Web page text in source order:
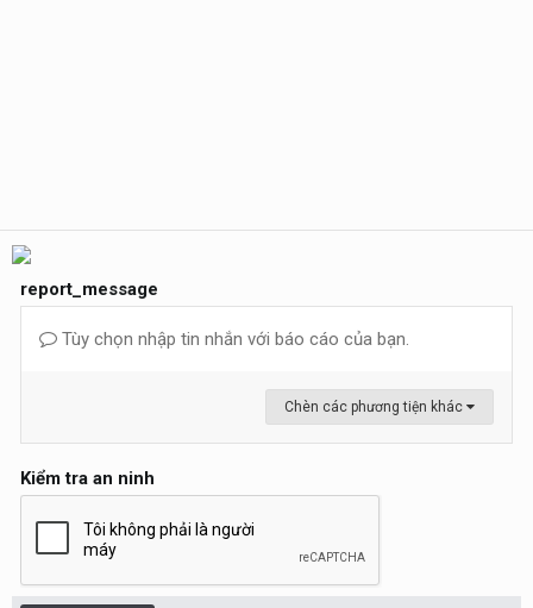
report_message
Tùy chọn nhập tin nhắn với báo cáo của bạn.
Chèn các phương tiện khác
Kiểm tra an ninh